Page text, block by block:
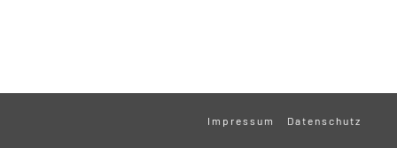
Impressum Datenschutz